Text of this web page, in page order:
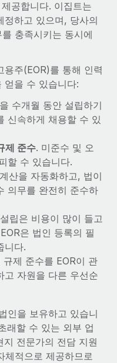
서 인기를 끌면서, 기업들
어느 때보다 중요해졌습
높은 품질의...
공합니다. 이집트는
정하고 있으며, 당사의
충족시키는 동시에
주(EOR)를 통해 인력
얻을 수 있습니다:
수개월 동안 설립하기
신속하게 채용할 수 있
제 준수. 미준수 및 오
할 수 있습니다.
산을 자동화하고, 법이
의무를 완전히 준수하
립은 비용이 많이 들고
은 법인 등록의 필
니다.
제 준수를 EOR이 관
고 자원을 다른 우선순
인을 보유하고 있습니
래할 수 있는 외부 업
전문가의 전담 지원
체적으로 제공하므로